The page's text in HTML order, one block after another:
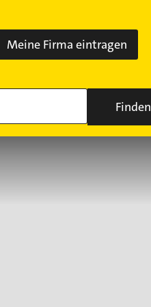
Meine Firma eintragen
Finden